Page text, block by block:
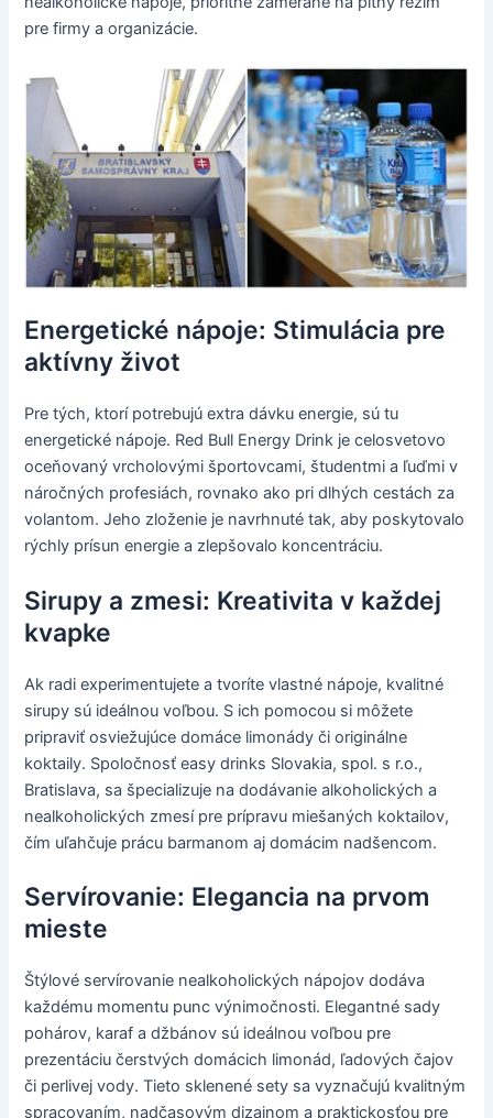
pre firmy a organizácie.
Energetické nápoje: Stimulácia pre
aktívny život
Pre tých, ktorí potrebujú extra dávku energie, sú tu
energetické nápoje. Red Bull Energy Drink je celosvetovo
oceňovaný vrcholovými športovcami, študentmi a ľuďmi v
náročných profesiách, rovnako ako pri dlhých cestách za
volantom. Jeho zloženie je navrhnuté tak, aby poskytovalo
rýchly prísun energie a zlepšovalo koncentráciu.
Sirupy a zmesi: Kreativita v každej
kvapke
Ak radi experimentujete a tvoríte vlastné nápoje, kvalitné
sirupy sú ideálnou voľbou. S ich pomocou si môžete
pripraviť osviežujúce domáce limonády či originálne
koktaily. Spoločnosť easy drinks Slovakia, spol. s r.o.,
Bratislava, sa špecializuje na dodávanie alkoholických a
nealkoholických zmesí pre prípravu miešaných koktailov,
čím uľahčuje prácu barmanom aj domácim nadšencom.
Servírovanie: Elegancia na prvom
mieste
Štýlové servírovanie nealkoholických nápojov dodáva
každému momentu punc výnimočnosti. Elegantné sady
pohárov, karaf a džbánov sú ideálnou voľbou pre
prezentáciu čerstvých domácich limonád, ľadových čajov
či perlivej vody. Tieto sklenené sety sa vyznačujú kvalitným
spracovaním, nadčasovým dizajnom a praktickosťou pre